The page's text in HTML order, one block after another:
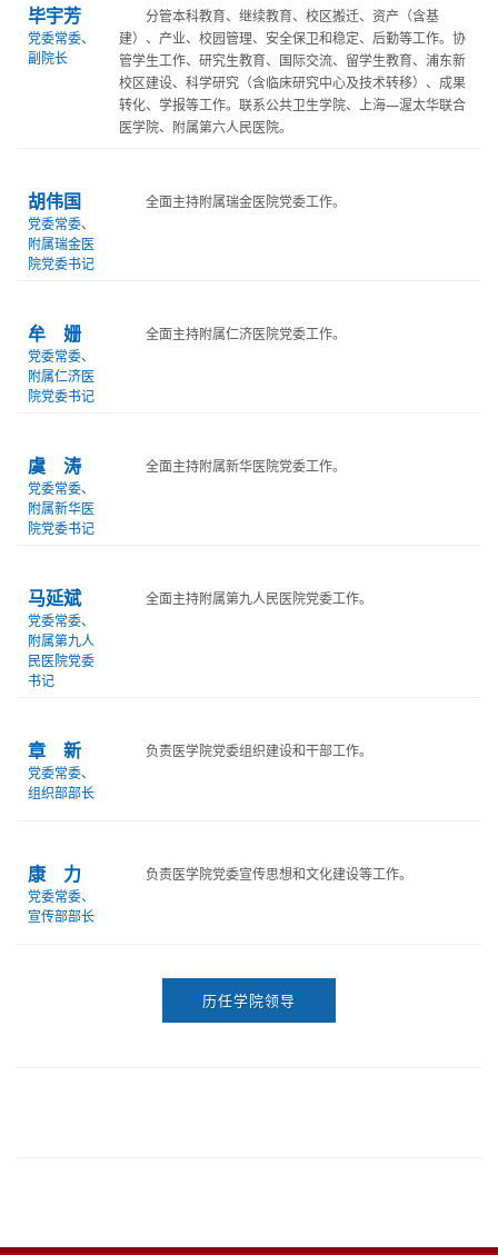
毕宇芳
党委常委、
副院长
分管本科教育、继续教育、校区搬迁、资产（含基
建）、产业、校园管理、安全保卫和稳定、后勤等工作。协
管学生工作、研究生教育、国际交流、留学生教育、浦东新
校区建设、科学研究（含临床研究中心及技术转移）、成果
转化、学报等工作。联系公共卫生学院、上海—渥太华联合
医学院、附属第六人民医院。
胡伟国
党委常委、
附属瑞金医
院党委书记
全面主持附属瑞金医院党委工作。
牟 姗
党委常委、
附属仁济医
院党委书记
全面主持附属仁济医院党委工作。
虞 涛
党委常委、
附属新华医
院党委书记
全面主持附属新华医院党委工作。
马延斌
党委常委、
附属第九人
民医院党委
书记
全面主持附属第九人民医院党委工作。
章 新
党委常委、
组织部部长
负责医学院党委组织建设和干部工作。
康 力
党委常委、
宣传部部长
负责医学院党委宣传思想和文化建设等工作。
历任学院领导